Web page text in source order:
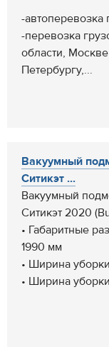
-автоперевозка
-перевозка
области,
Петербургу,...
Вакуумный
Ситикэт ...
Вакуумный
Ситикэт 2020
• Габаритные
1990 мм
• Ширина
• Ширина